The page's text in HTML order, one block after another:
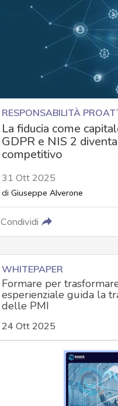
RESPONSABILITÀ
La fiducia come
GDPR e NIS 2
competitivo
31 Ott 2025
di Giuseppe Alverone
Condividi
WHITEPAPER
Formare per
esperienziale guida la
delle PMI
24 Ott 2025